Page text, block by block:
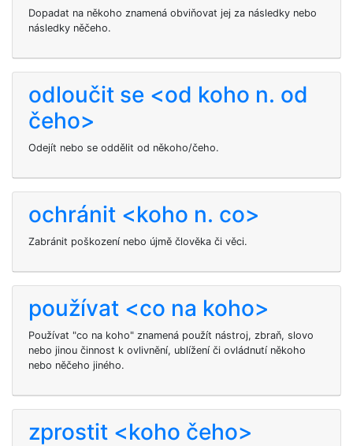
Dopadat na někoho znamená obviňovat jej za následky nebo
následky něčeho.
odloučit se <od koho n. od
čeho>
Odejít nebo se oddělit od někoho/čeho.
ochránit <koho n. co>
Zabránit poškození nebo újmě člověka či věci.
používat <co na koho>
Používat "co na koho" znamená použít nástroj, zbraň, slovo
nebo jinou činnost k ovlivnění, ublížení či ovládnutí někoho
nebo něčeho jiného.
zprostit <koho čeho>